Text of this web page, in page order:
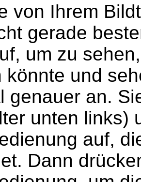
von Ihrem
gerade
um zu
könnte und
genauer an.
unten links)
auf,
Dann